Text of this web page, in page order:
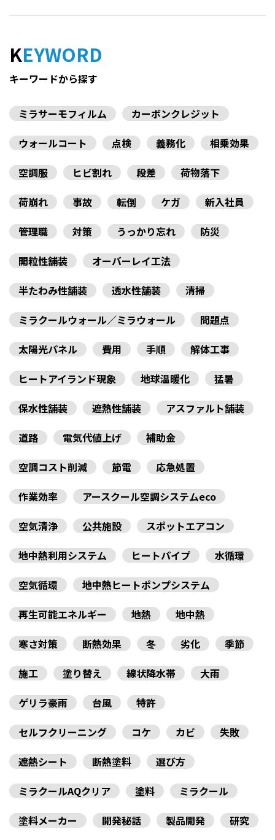
KEYWORD
キーワードから探す
ミラサーモフィルム
カーボンクレジット
ウォールコート
点検 義務化
相乗効果
空調服
ヒビ割れ 段差
荷物落下
荷崩れ
事故 転倒 ケガ
新入社員
管理職
対策 うっかり忘れ
防災
開粒性舗装
オーバーレイ工法
半たわみ性舗装
透水性舗装
清掃
ミラクールウォール／ミラウォール
問題点
太陽光パネル
費用 手順
解体工事
ヒートアイランド現象
地球温暖化
猛暑
保水性舗装
遮熱性舗装
アスファルト舗装
道路
電気代値上げ
補助金
空調コスト削減
節電
応急処置
作業効率
アースクール空調システムeco
空気清浄
公共施設
スポットエアコン
地中熱利用システム
ヒートパイプ
水循環
空気循環
地中熱ヒートポンプシステム
再生可能エネルギー
地熱
地中熱
寒さ対策
断熱効果 冬 劣化
季節
施工
塗り替え 線状降水帯
大雨
ゲリラ豪雨
台風
特許
セルフクリーニング
コケ カビ
失敗
遮熱シート
断熱塗料
選び方
ミラクールAQクリア
塗料
ミラクール
塗料メーカー
開発秘話 製品開発
研究